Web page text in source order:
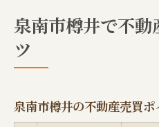
中古物件探しに役立つ
中古物件検索に
サイト活用で効率
泉南市樽井で不
ツ
泉南市樽井の不動産売買ポ